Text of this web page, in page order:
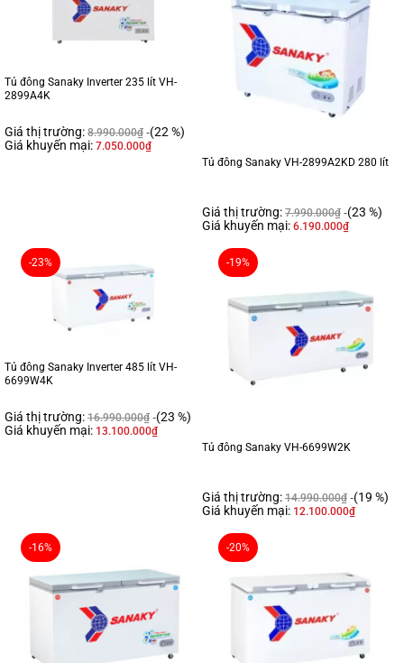
Tủ đông Sanaky Inverter 235 lít VH-
2899A4K
Giá thị trường: 8.990.000₫ (22 %)
Giá khuyến mại: 7.050.000₫
Tủ đông Sanaky VH-2899A2KD 280 lít
Giá thị trường: 7.990.000₫ (23 %)
Giá khuyến mại: 6.190.000₫
-23%
Tủ đông Sanaky Inverter 485 lít VH-
6699W4K
Giá thị trường: 16.990.000₫ (23 %)
Giá khuyến mại: 13.100.000₫
-19%
Tủ đông Sanaky VH-6699W2K
Giá thị trường: 14.990.000₫ (19 %)
Giá khuyến mại: 12.100.000₫
-16% -20%